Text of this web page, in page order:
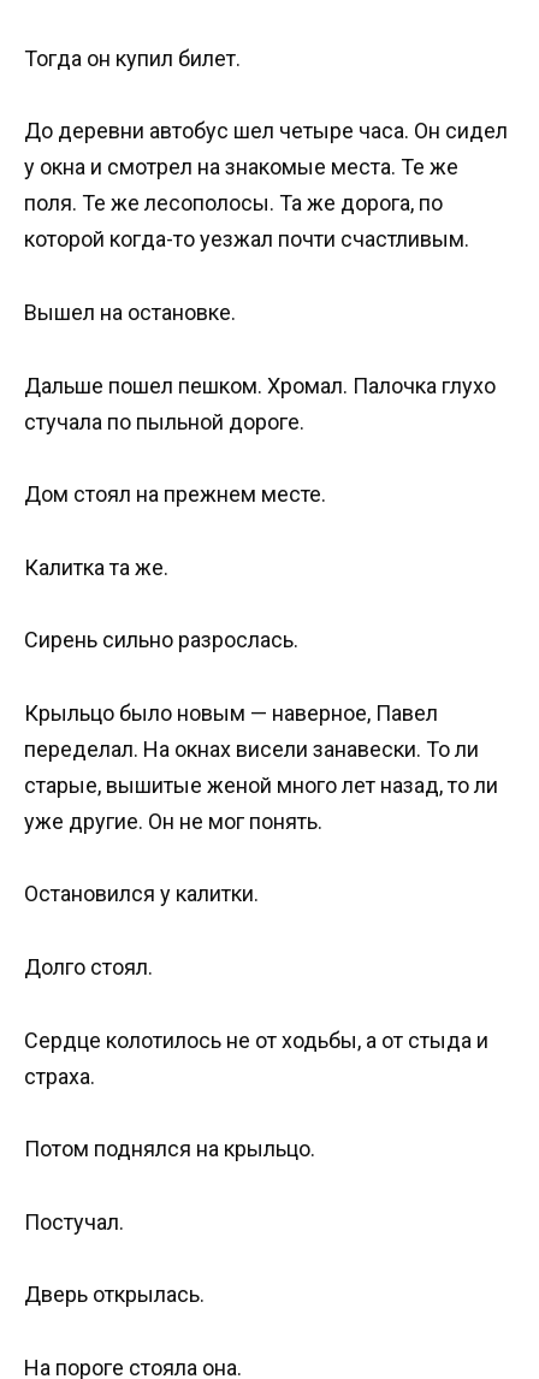
Тогда он купил билет.
До деревни автобус шел четыре часа. Он сидел
у окна и смотрел на знакомые места. Те же
поля. Те же лесополосы. Та же дорога, по
которой когда-то уезжал почти счастливым.
Вышел на остановке.
Дальше пошел пешком. Хромал. Палочка глухо
стучала по пыльной дороге.
Дом стоял на прежнем месте.
Калитка та же.
Сирень сильно разрослась.
Крыльцо было новым — наверное, Павел
переделал. На окнах висели занавески. То ли
старые, вышитые женой много лет назад, то ли
уже другие. Он не мог понять.
Остановился у калитки.
Долго стоял.
Сердце колотилось не от ходьбы, а от стыда и
страха.
Потом поднялся на крыльцо.
Постучал.
Дверь открылась.
На пороге стояла она.